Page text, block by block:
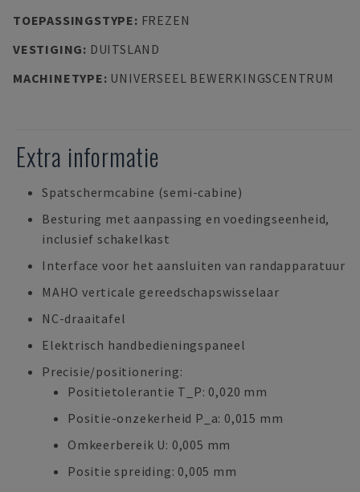
TOEPASSINGSTYPE: FREZEN
VESTIGING: DUITSLAND
MACHINETYPE: UNIVERSEEL BEWERKINGSCENTRUM
Extra informatie
Spatschermcabine (semi-cabine)
Besturing met aanpassing en voedingseenheid,
inclusief schakelkast
Interface voor het aansluiten van randapparatuur
MAHO verticale gereedschapswisselaar
NC-draaitafel
Elektrisch handbedieningspaneel
Precisie/positionering:
Positietolerantie T_P: 0,020 mm
Positie-onzekerheid P_a: 0,015 mm
Omkeerbereik U: 0,005 mm
Positie spreiding: 0,005 mm